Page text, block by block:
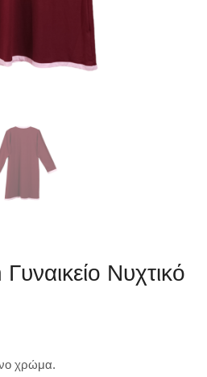
Νυχτικό
χρώμα.